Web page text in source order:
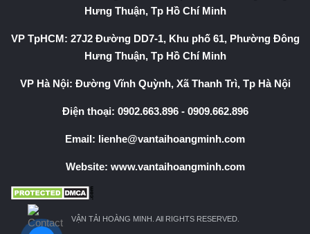
Hưng Thuận, Tp Hồ Chí Minh
VP TpHCM: 27J2 Đường DD7-1, Khu phố 61, Phường Đông
Hưng Thuận, Tp Hồ Chí Minh
VP Hà Nội: Đường Vĩnh Quỳnh, Xã Thanh Trì, Tp Hà Nội
Điện thoại: 0902.663.896- 0909.662.896
Email: lienhe@vantaihoangminh.com
Website: www.vantaihoangminh.com
VẬN TẢI HOÀNG MINH. All RIGHTS RESERVED.